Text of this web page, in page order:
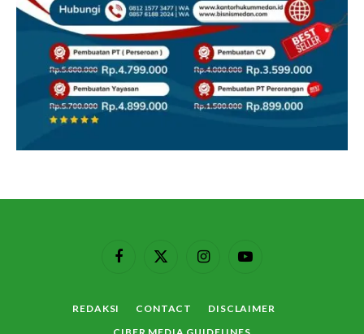
FacebookX
InstagramYouTube
REDAKSI CONTACT
DISCLAIMER